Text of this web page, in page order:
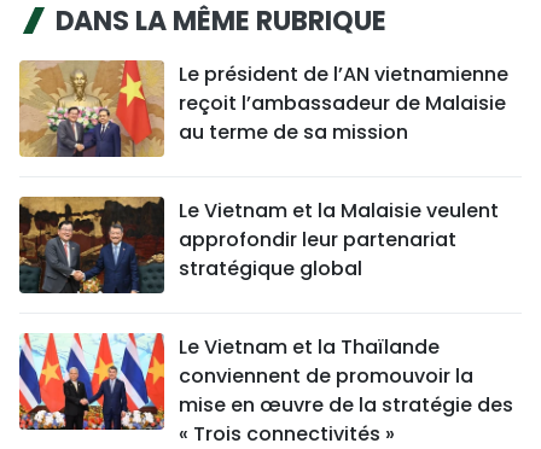
DANS LA MÊME RUBRIQUE
Le président de l’AN vietnamienne
reçoit l’ambassadeur de Malaisie
au terme de sa mission
Le Vietnam et la Malaisie veulent
approfondir leur partenariat
stratégique global
Le Vietnam et la Thaïlande
conviennent de promouvoir la
mise en œuvre de la stratégie des
« Trois connectivités »